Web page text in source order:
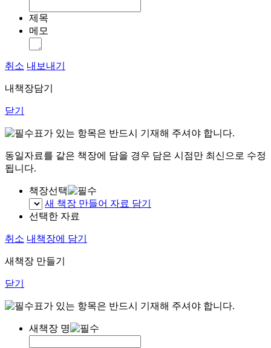
제목
메모
취소 내보내기
내책장담기
닫기
표가 있는 항목은 반드시 기재해 주셔야 합니다.
동일자료를 같은 책장에 담을 경우 담은 시점만 최신으로 수정
됩니다.
책장선택
새 책장 만들어 자료 담기
선택한 자료
취소 내책장에 담기
새책장 만들기
닫기
표가 있는 항목은 반드시 기재해 주셔야 합니다.
새책장 명